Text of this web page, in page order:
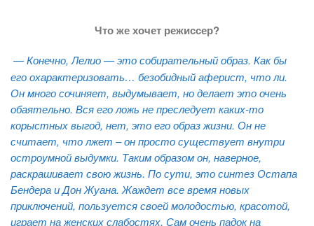
Что же хочет режиссер?
— Конечно, Лелио — это собирательный образ. Как бы
его охарактеризовать… безобидный аферист, что ли.
Он много сочиняет, выдумывает, но делает это очень
обаятельно. Вся его ложь не преследует каких-то
корыстных выгод, нет, это его образ жизни. Он не
считает, что лжет – он просто существует внутри
остроумной выдумки. Таким образом он, наверное,
раскрашивает свою жизнь. По сути, это синтез Остапа
Бендера и Дон Жуана. Жаждет все время новых
приключений, пользуется своей молодостью, красотой,
играет на женских слабостях. Сам очень падок на